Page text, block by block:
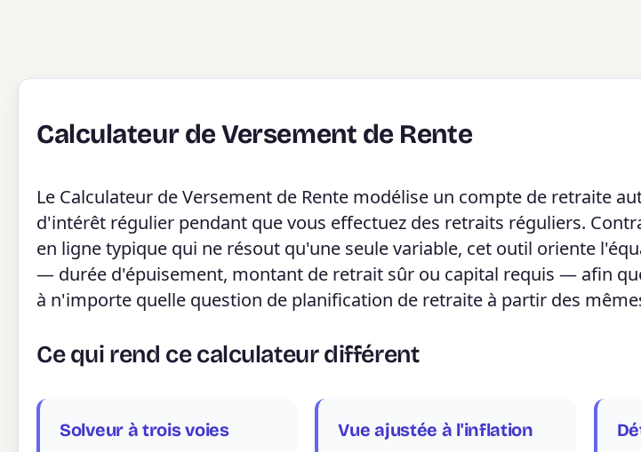
Calculateur de Versement de Rente
Le Calculateur de Versement de Rente modélise un compte de retraite
d'intérêt régulier pendant que vous effectuez des retraits réguliers.
en ligne typique qui ne résout qu'une seule variable, cet outil oriente
— durée d'épuisement, montant de retrait sûr ou capital requis — afin
à n'importe quelle question de planification de retraite à partir des
Ce qui rend ce calculateur différent
Solveur à trois voies Vue ajustée à l'inflation